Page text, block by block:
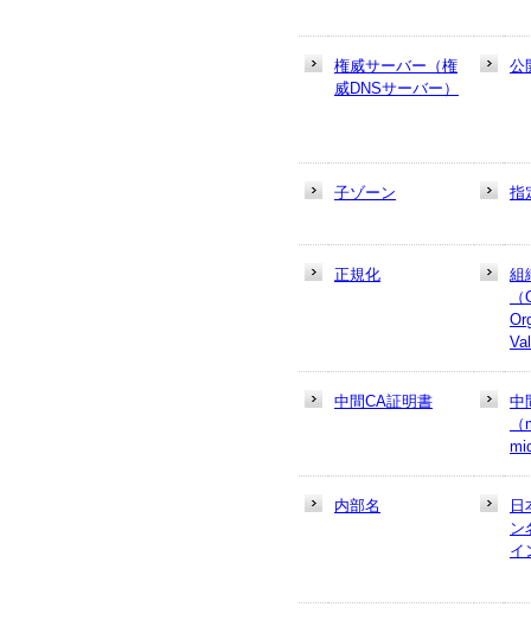
権威サーバー（権
威DNSサーバー）
公
子ゾーン 指
正規化
組
中間CA証明書
中
内部名
ン
イ